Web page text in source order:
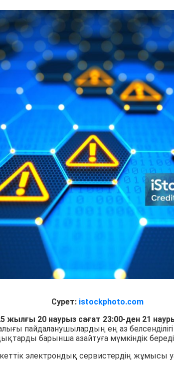
Сурет: istockphoto.com
жылғы 20 наурыз сағат 23:00-ден 21
пайдаланушылардың ең аз
барынша азайтуға мүмкіндік
электрондық сервистердің жұмысы